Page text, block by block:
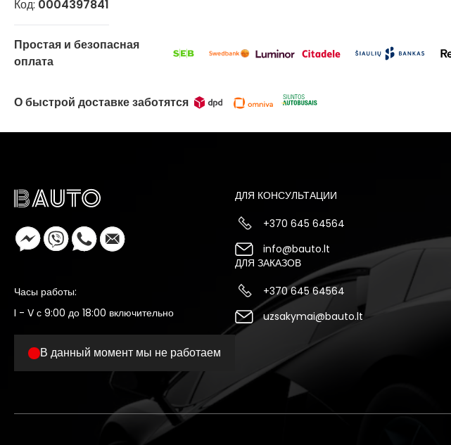
Код: 0004397841
Простая и безопасная
оплата
О быстрой доставке заботятся
Часы работы:
I - V с 9:00 до 18:00 включительно
В данный момент мы не работаем
ДЛЯ КОНСУЛЬТАЦИИ
+370 645 64564
info@bauto.lt
ДЛЯ ЗАКАЗОВ
+370 645 64564
uzsakymai@bauto.lt